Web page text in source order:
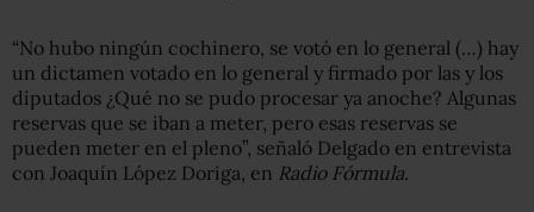
“No hubo ningún cochinero, se votó en lo general (…) hay
un dictamen votado en lo general y firmado por las y los
diputados ¿Qué no se pudo procesar ya anoche? Algunas
reservas que se iban a meter, pero esas reservas se
pueden meter en el pleno”, señaló Delgado en entrevista
con Joaquín López Doriga, en Radio Fórmula.